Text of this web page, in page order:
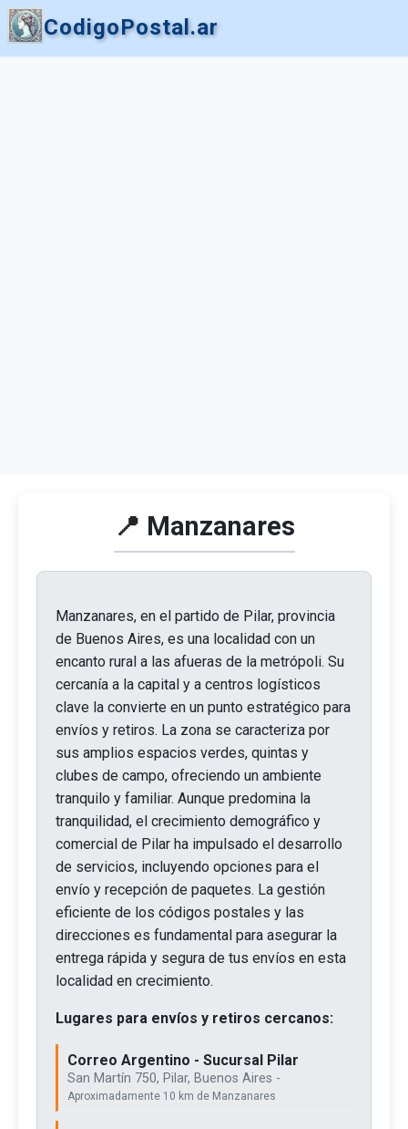
CodigoPostal.ar
📍 Manzanares
Manzanares, en el partido de Pilar, provincia
de Buenos Aires, es una localidad con un
encanto rural a las afueras de la metrópoli. Su
cercanía a la capital y a centros logísticos
clave la convierte en un punto estratégico para
envíos y retiros. La zona se caracteriza por
sus amplios espacios verdes, quintas y
clubes de campo, ofreciendo un ambiente
tranquilo y familiar. Aunque predomina la
tranquilidad, el crecimiento demográfico y
comercial de Pilar ha impulsado el desarrollo
de servicios, incluyendo opciones para el
envío y recepción de paquetes. La gestión
eficiente de los códigos postales y las
direcciones es fundamental para asegurar la
entrega rápida y segura de tus envíos en esta
localidad en crecimiento.
Lugares para envíos y retiros cercanos:
Correo Argentino - Sucursal Pilar
San Martín 750, Pilar, Buenos Aires -
Aproximadamente 10 km de Manzanares